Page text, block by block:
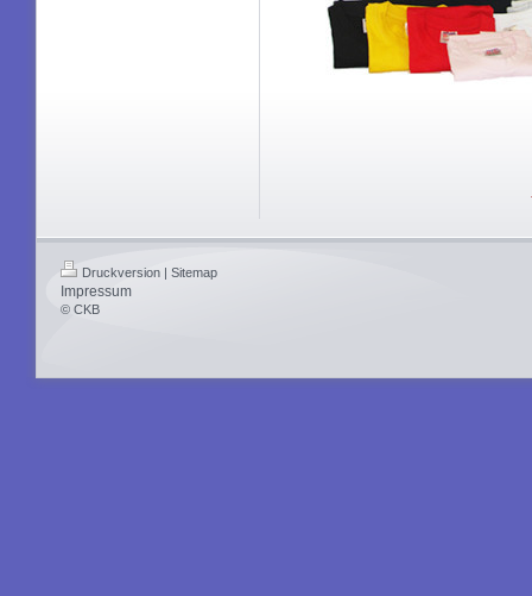
Druckversion | Sitemap
Impressum
© CKB